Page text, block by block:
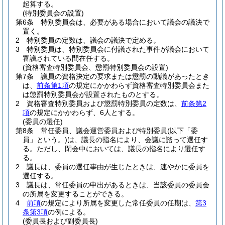
起算する。
(特別委員会の設置)
第6条
特別委員会は、必要がある場合において議会の議決で
置く。
2
特別委員の定数は、議会の議決で定める。
3
特別委員は、特別委員会に付議された事件が議会において
審議されている間在任する。
(資格審査特別委員会、懲罰特別委員会の設置)
第7条
議員の資格決定の要求または懲罰の動議があったとき
は、 前条第1項の規定にかかわらず資格審査特別委員会また
は懲罰特別委員会が設置されたものとする。
2
資格審査特別委員および懲罰特別委員の定数は、 前条第2
項の規定にかかわらず、6人とする。
(委員の選任)
第8条
常任委員、議会運営委員および特別委員(以下「委
員」という。)は、議長の指名により、会議に諮って選任す
る。ただし、閉会中においては、議長の指名により選任す
る。
2
議長は、委員の選任事由が生じたときは、速やかに委員を
選任する。
3
議長は、常任委員の申出があるときは、当該委員の委員会
の所属を変更することができる。
4
前項の規定により所属を変更した常任委員の任期は、 第3
条第3項の例による。
(委員長および副委員長)